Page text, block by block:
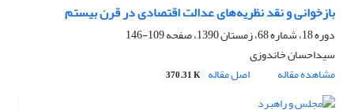
بازخوانی و نقد نظریه‌‌های عدالت اقتصادی در قرن بیستم
دوره 18، شماره 68، زمستان 1390، صفحه
109-146
سیداحسان خاندوزی
مشاهده مقاله
اصل مقاله 370.31 K